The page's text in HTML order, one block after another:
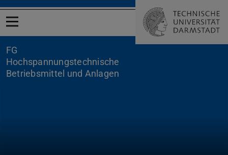
Menü öffnen
FG
Hochspannungstechnische
Betriebsmittel und Anlagen